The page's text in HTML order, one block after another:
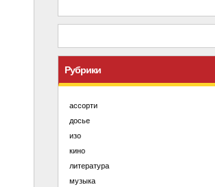
Рубрики
ассорти
досье
изо
кино
литература
музыка